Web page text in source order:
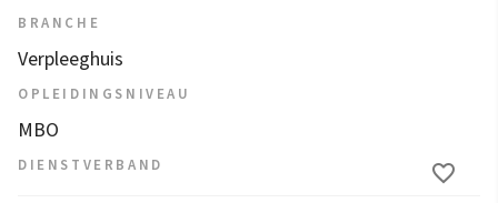
BRANCHE
Verpleeghuis
OPLEIDINGSNIVEAU
MBO
DIENSTVERBAND